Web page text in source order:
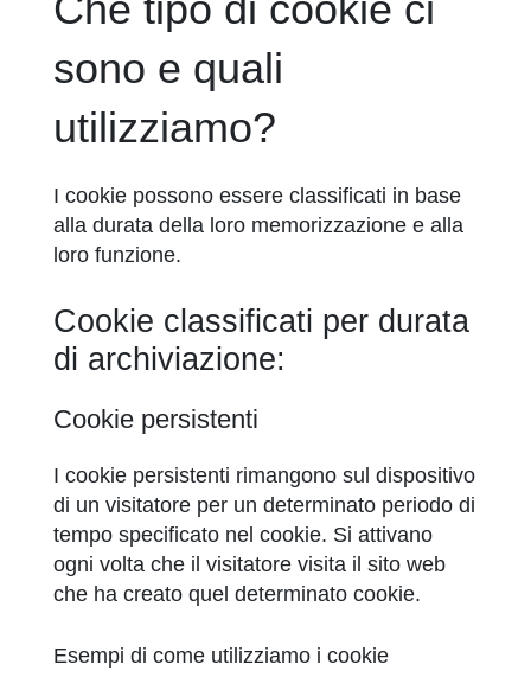
sono e quali
utilizziamo?
I cookie possono essere classificati in base
alla durata della loro memorizzazione e alla
loro funzione.
Cookie classificati per durata
di archiviazione:
Cookie persistenti
I cookie persistenti rimangono sul dispositivo
di un visitatore per un determinato periodo di
tempo specificato nel cookie. Si attivano
ogni volta che il visitatore visita il sito web
che ha creato quel determinato cookie.
Esempi di come utilizziamo i cookie